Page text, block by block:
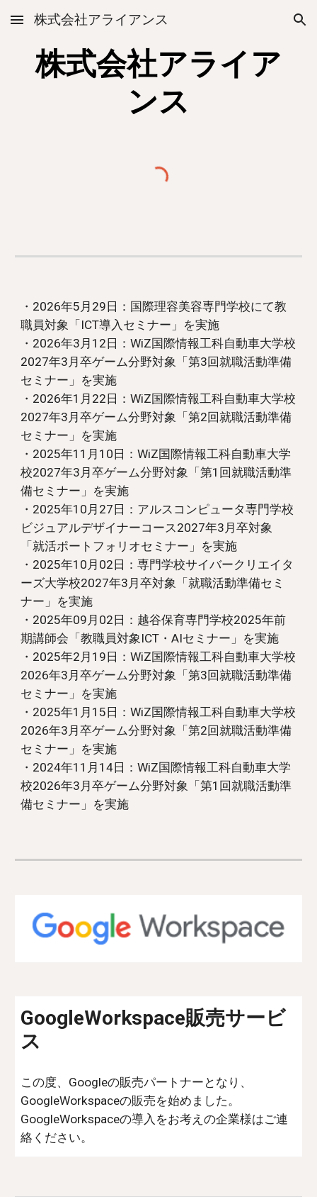
Skip to main content Skip to navigation
株式会社アライアンス
株式会社アライア
ンス
・2026年5 月29日：国際理容美容専門学校にて教
職員対象「 ICT導入セミナー 」を実施
・2026年3月12日：WiZ国際情報工科自動車大学校
2027年3月卒ゲーム分野対象「第3回就職活動準備
セミナー」を実施
・2026年1月 22 日：WiZ国際情報工科自動車大学校
2027年3月卒ゲーム分野対象「第2回就職活動準備
セミナー」を実施
・2025年11月10日：WiZ国際情報工科自動車大学
校2027年3月卒ゲーム分野対象「第1回就職活動準
備セミナー」を実施
・2025年10月27日： アルスコンピュータ専門学校
ビジュアルデザイナーコース2027年3月卒対象
「就活ポートフォリオセミナー」を実施
・2025年10月02日：専門学校サイバークリエイタ
ーズ大学校2027年3月卒対象「就職活動準備セミ
ナー」を実施
・2025年09 月02 日： 越谷保育専門学校2025年前
期講師会「教職員対象ICT・AIセミナー」を実施
・2025年2月19日：WiZ国際情報工科自動車大学校
2026年3月卒ゲーム分野対象「第3回就職活動準備
セミナー」を実施
・2025年1月15日：WiZ国際情報工科自動車大学校
2026年3月卒ゲーム分野対象「第2回就職活動準備
セミナー」を実施
・2024年11月14日：WiZ国際情報工科自動車大学
校2026年3月卒ゲーム分野対象「第1回就職活動準
備セミナー」を実施
GoogleWorkspace販売サービ
ス
この度、Googleの販売パートナーとなり、
GoogleWorkspaceの販売を始めました。
GoogleWorkspaceの導入をお考えの企業様はご連
絡ください。